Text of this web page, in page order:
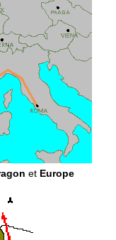
et Europe